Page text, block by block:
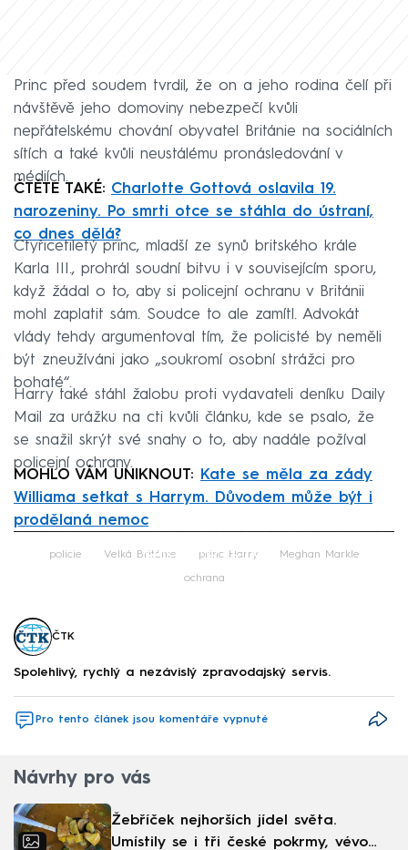
Princ před soudem tvrdil, že on a jeho rodina čelí při
návštěvě jeho domoviny nebezpečí kvůli
nepřátelskému chování obyvatel Británie na sociálních
sítích a také kvůli neustálému pronásledování v
médiích.
ČTĚTE TAKÉ: Charlotte Gottová oslavila 19.
narozeniny. Po smrti otce se stáhla do ústraní,
co dnes dělá?
Čtyřicetiletý princ, mladší ze synů britského krále
Karla III., prohrál soudní bitvu i v souvisejícím sporu,
když žádal o to, aby si policejní ochranu v Británii
mohl zaplatit sám. Soudce to ale zamítl. Advokát
vlády tehdy argumentoval tím, že policisté by neměli
být zneužíváni jako „soukromí osobní strážci pro
bohaté“.
Harry také stáhl žalobu proti vydavateli deníku Daily
Mail za urážku na cti kvůli článku, kde se psalo, že
se snažil skrýt své snahy o to, aby nadále požíval
policejní ochrany.
MOHLO VÁM UNIKNOUT:
Kate se měla za zády
Williama setkat s Harrym. Důvodem může být i
prodělaná nemoc
Failed to fetch
policie Velká Británie princ Harry Meghan Markle
ochrana
ČTK
Spolehlivý, rychlý a nezávislý zpravodajský servis.
Pro tento článek jsou komentáře vypnuté
Návrhy pro vás
Žebříček nejhorších jídel světa.
Umístily se i tři české pokrmy, vévodí